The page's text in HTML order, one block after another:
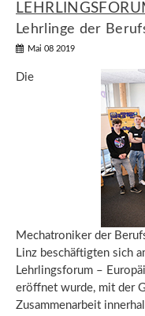
Lehrlinge der
Mai 08 2019
Die
Mechatroniker der
Linz beschäftigten sich
Lehrlingsforum –
eröffnet wurde, mit der
Zusammenarbeit